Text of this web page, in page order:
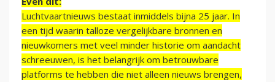
Luchtvaartnieuws bestaat inmiddels bijna 25 jaar. In
een tijd waarin talloze vergelijkbare bronnen en
nieuwkomers met veel minder historie om aandacht
schreeuwen, is het belangrijk om betrouwbare
platforms te hebben die niet alleen nieuws brengen,